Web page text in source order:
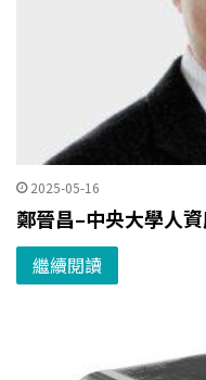
2025-05-16
鄭晉昌–中央大學人
繼續閱讀